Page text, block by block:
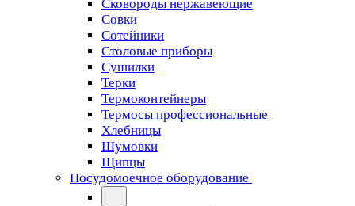
Сковороды нержавеющие
Совки
Сотейники
Столовые приборы
Сушилки
Терки
Термоконтейнеры
Термосы профессиональные
Хлебницы
Шумовки
Щипцы
Посудомоечное оборудование